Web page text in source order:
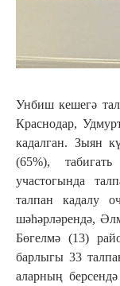
Унбиш кешегә
Краснодар,
кадалган. Зыян
(65%),
участогында
талпан кадалу
шәһәрләрендә,
Бөгелмә (13)
барлыгы 33
аларның